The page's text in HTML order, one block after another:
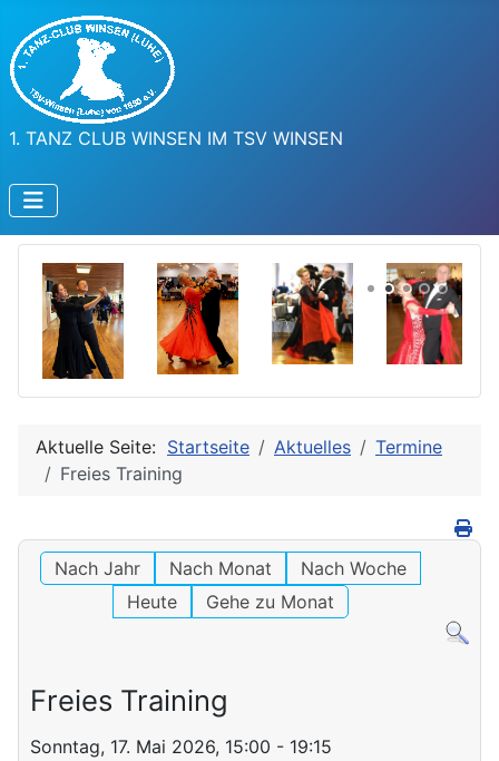
1. TANZ CLUB WINSEN IM TSV WINSEN
Aktuelle Seite: Startseite Aktuelles
Termine
Freies Training
Nach Jahr Nach Monat
Nach Woche
Heute
Gehe zu Monat
Freies Training
Sonntag, 17. Mai 2026, 15:00 - 19:15